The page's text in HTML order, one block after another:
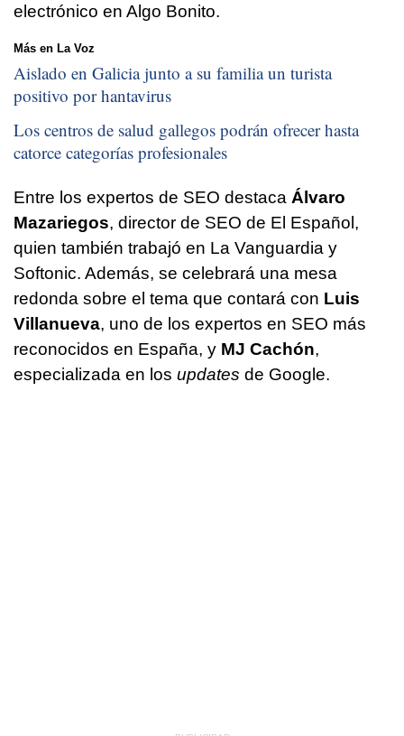
electrónico en Algo Bonito.
Más en La Voz
Aislado en Galicia junto a su familia un turista
positivo por hantavirus
Los centros de salud gallegos podrán ofrecer hasta
catorce categorías profesionales
Entre los expertos de SEO destaca Álvaro
Mazariegos, director de SEO de El Español,
quien también trabajó en La Vanguardia y
Softonic. Además, se celebrará una mesa
redonda sobre el tema que contará con Luis
Villanueva, uno de los expertos en SEO más
reconocidos en España, y MJ Cachón,
especializada en los updates de Google.